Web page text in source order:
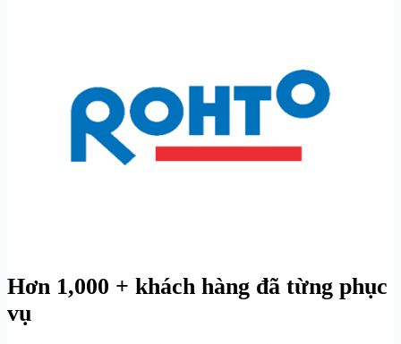
Hơn 1,000 + khách hàng đã từng phục
vụ